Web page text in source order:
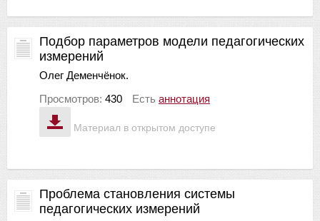
Материал в открытом доступе
Подбор параметров модели педагогических
измерений
Олег Деменчёнок.
Просмотров: 430 Есть аннотация
Проблема становления системы
педагогических измерений